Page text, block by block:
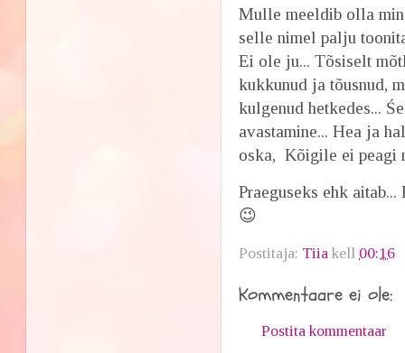
Mulle meeldib olla
selle nimel palju
Ei ole ju... Tõsiselt
kukkunud ja tõusnud,
kulgenud hetkedes...
avastamine... Hea ja
oska, Kõigile ei peagi
Praeguseks ehk
😉
Postitaja: Tiia kell 00:16
Kommentaare ei ole:
Postita kommentaar